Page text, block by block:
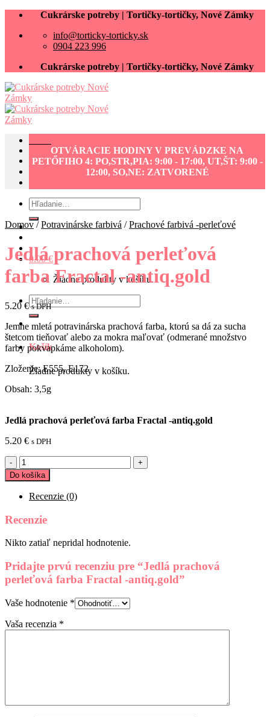
Skip
content
Cukrárske potreby | Tortičky-tortičky, Nové Zámky
info@torticky-torticky.sk
0904 223 996
Cukrárske potreby | Tortičky-tortičky, Nové Zámky
Cukrárske potreby eshop
Darčekové poukážky
Hľadať:
0.00€
Žiadne produkty v košíku.
Hľadať:
Košík
Žiadne produkty v košíku.
OTVÁRACIE HODINY V PREVÁDZKE NA
PETŐFIHO 4: PO,STR,PIA: 9:00 - 17:00, UT,ŠT: 9:00 -
12:00, SO,NE: ZATVORENÉ
Domov / Potravinárske farbivá / Prachové farbivá -perleťové
Jedlá prachová perleťová
farba Fractal -antiq.gold
5.20€ s DPH
Jemne mletá potravinárska prachová farba, ktorú sa dá za sucha
štetcom tieňovať alebo za mokra maľovať (odmerané množstvo
farby pokvapkáme alkoholom).
Zloženie: E555, E172
Obsah: 3,5g
Jedlá prachová perleťová farba Fractal -antiq.gold
5.20 € s DPH
množstvo
Jedlá
prachová
perleťová
farba
Fractal
-
antiq.gold
Do košíka
Recenzie (0)
Recenzie
Nikto zatiaľ nepridal hodnotenie.
Pridajte prvú recenziu pre “Jedlá prachová
perleťová farba Fractal -antiq.gold”
Vaše hodnotenie *
Vaša recenzia *